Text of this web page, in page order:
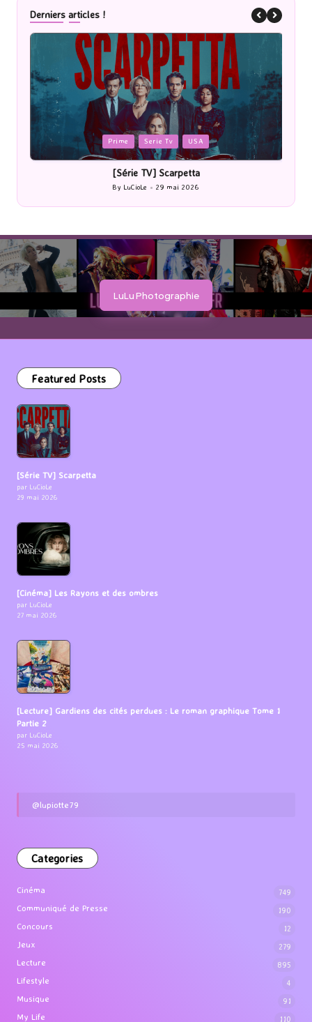
Derniers articles !
Posted
in
Cinéma
[Cinéma] Les Rayons et des ombres
by
ByLuCioLe 27 mai 2026
LuLu Photographie
Featured Posts
[Série TV] Scarpetta
par LuCioLe
29 mai 2026
[Cinéma] Les Rayons et des ombres
par LuCioLe
27 mai 2026
[Lecture] Gardiens des cités perdues : Le roman graphique Tome 1
Partie 2
par LuCioLe
25 mai 2026
@lupiotte79
Categories
Cinéma 749
Communiqué de Presse 190
Concours 12
Jeux 279
Lecture 895
Lifestyle 4
Musique 91
My Life 110